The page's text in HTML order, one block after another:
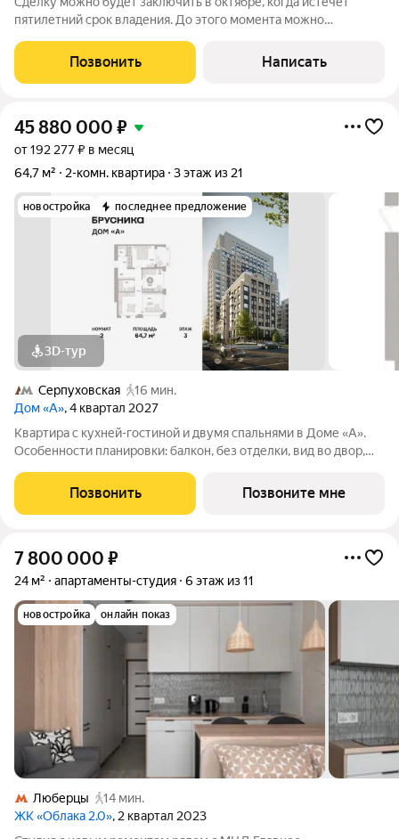
пятилетний срок владения. До этого момента можно
квартира с двумя спальнями и большой гостиной в Доходном
доме Панюшева на Арбате, в историческом
Позвонить Написать
45 880 000 ₽
от 192 277 ₽ в месяц
64,7 м²
2-комн. квартира 3 этаж из 21
новостройка последнее предложение
3D-тур
Серпуховская
16 мин.
Дом «А», 4 квартал 2027
Квартира с кухней-гостиной и двумя спальнями в Доме «А».
Особенности планировки: балкон, без отделки, вид во двор,
проект от застройщика Брусника располагается на границе с
ЦАО, рядом с метро
Позвонить Позвоните мне
7 800 000 ₽
24 м² апартаменты-студия 6 этаж из 11
новостройка онлайн показ
Люберцы
14 мин.
ЖК «Облака 2.0», 2 квартал 2023